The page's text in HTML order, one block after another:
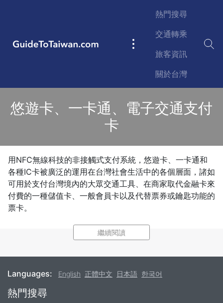
GuideToTaiwan.com
Main
熱門搜尋
交通轉乘
旅客資訊
關於台灣
悠遊卡、一卡通、電子交通支付
卡
用NFC無線科技的非接觸式支付系統，悠遊卡、一卡通和
各種IC卡被廣泛的運用在台灣社會生活中的各個層面，諸如
可用於支付台灣境內的大眾交通工具、在商家取代金融卡來
付費的一種儲值卡、一般會員卡以及代替票券或鑰匙功能的
票卡。
此電子交通支付卡最常被使用在大眾交通運輸工具，例如：
高雄捷運、市區巴士、通聯火車
最常見的電子交通支付卡別為大眾運輸公司所發行並且盛行
企業發行如統一企業的iCash卡和遠東企業的HappyCash
繼續閱讀
Languages: English 正體中文 日本語 한국어
Footer
熱門搜尋